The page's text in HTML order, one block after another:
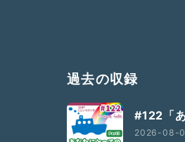
過去の収録
#122「
2026-08-